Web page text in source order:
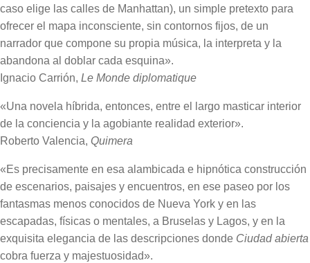
caso elige las calles de Manhattan), un simple pretexto para
ofrecer el mapa inconsciente, sin contornos fijos, de un
narrador que compone su propia música, la interpreta y la
abandona al doblar cada esquina».
Ignacio Carrión, Le Monde diplomatique
«Una novela híbrida, entonces, entre el largo masticar interior
de la conciencia y la agobiante realidad exterior».
Roberto Valencia, Quimera
«Es precisamente en esa alambicada e hipnótica construcción
de escenarios, paisajes y encuentros, en ese paseo por los
fantasmas menos conocidos de Nueva York y en las
escapadas, físicas o mentales, a Bruselas y Lagos, y en la
exquisita elegancia de las descripciones donde Ciudad abierta
cobra fuerza y majestuosidad».